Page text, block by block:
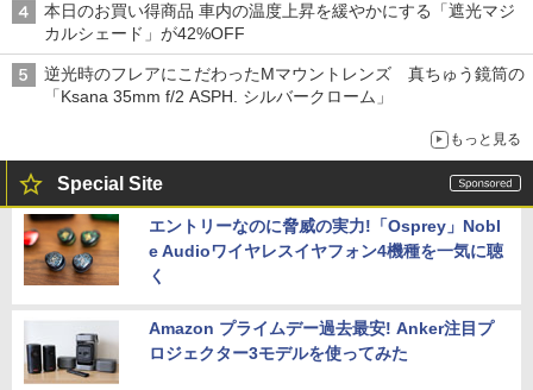
本日のお買い得商品 車内の温度上昇を緩やかにする「遮光マジ
カルシェード」が42%OFF
逆光時のフレアにこだわったMマウントレンズ 真ちゅう鏡筒の
「Ksana 35mm f/2 ASPH. シルバークローム」
もっと見る
Special Site
エントリーなのに脅威の実力!「Osprey」Nobl
e Audioワイヤレスイヤフォン4機種を一気に聴
く
Amazon プライムデー過去最安! Anker注目プ
ロジェクター3モデルを使ってみた